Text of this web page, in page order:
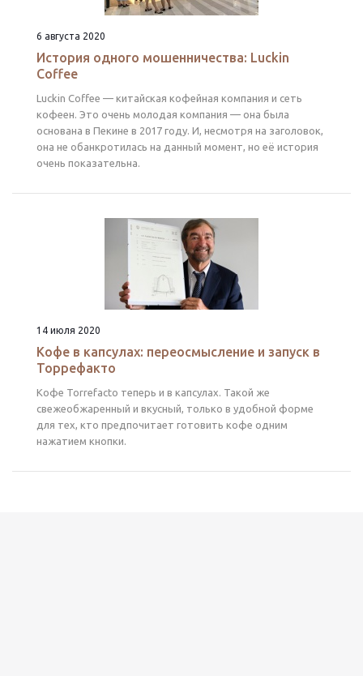
6 августа 2020
История одного мошенничества: Luckin
Coffee
Luckin Coffee — китайская кофейная компания и сеть
кофеен. Это очень молодая компания — она была
основана в Пекине в 2017 году. И, несмотря на заголовок,
она не обанкротилась на данный момент, но её история
очень показательна.
14 июля 2020
Кофе в капсулах: переосмысление и запуск в
Торрефакто
Кофе Torrefacto теперь и в капсулах. Такой же
свежеобжаренный и вкусный, только в удобной форме
для тех, кто предпочитает готовить кофе одним
нажатием кнопки.